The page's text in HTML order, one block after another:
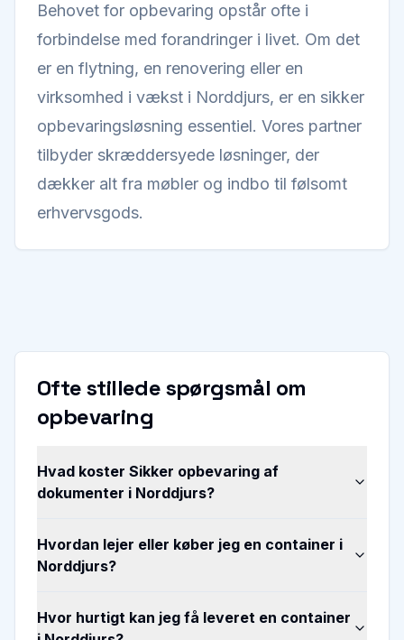
Behovet for opbevaring opstår ofte i
forbindelse med forandringer i livet. Om det
er en flytning, en renovering eller en
virksomhed i vækst i Norddjurs, er en sikker
opbevaringsløsning essentiel. Vores partner
tilbyder skræddersyede løsninger, der
dækker alt fra møbler og indbo til følsomt
erhvervsgods.
Ofte stillede spørgsmål om
opbevaring
Hvad koster Sikker opbevaring af
dokumenter i Norddjurs?
Hvordan lejer eller køber jeg en container i
Norddjurs?
Hvor hurtigt kan jeg få leveret en container